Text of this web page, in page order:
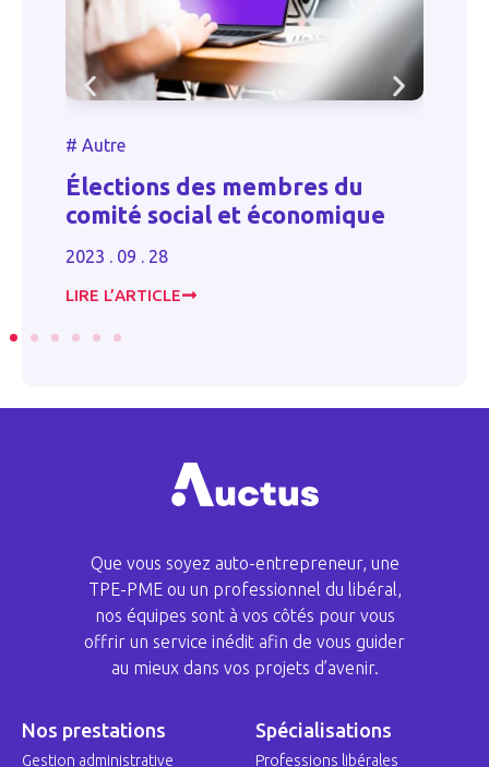
# Autre
Élections des membres du
comité social et économique
2023 . 09 . 28
LIRE L’ARTICLE
Que vous soyez auto-entrepreneur, une
TPE-PME ou un professionnel du libéral,
nos équipes sont à vos côtés pour vous
offrir un service inédit afin de vous guider
au mieux dans vos projets d’avenir.
Nos prestations
Gestion administrative
Spécialisations
Professions libérales